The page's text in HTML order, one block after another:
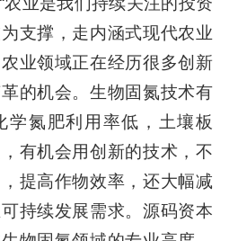
支撑，走内涵式现代农业
业领域正在经历很多创新
的机会。生物固氮技术有
学氮肥利用率低，土壤板
有机会用创新的技术，不
提高作物效率，还大幅减
持续发展需求。源码资本